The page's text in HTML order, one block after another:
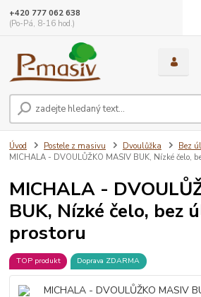
+420 777 062 638
(Po-Pá, 8-16 hod.)
Úvod Postele z masivu Dvoulůžka
Bez
MICHALA - DVOULŮŽKO MASIV BUK, Nízké čelo,
MICHALA -
BUK, Nízké čelo, bez
prostoru
TOP produkt Doprava ZDARMA